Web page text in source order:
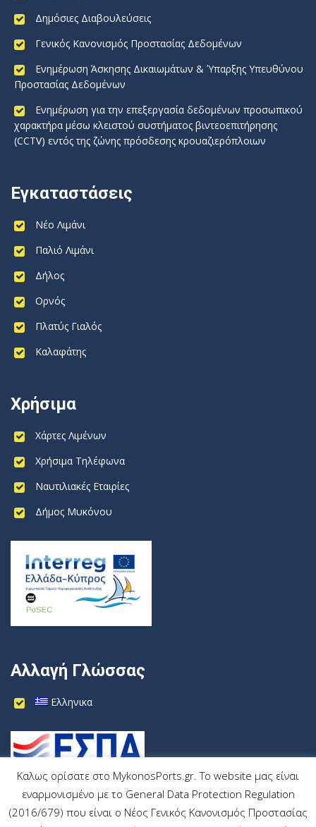
Δημόσιες Διαβουλεύσεις
Γενικός Κανονισμός Προστασίας Δεδομένων
Ενημέρωση Άσκησης Δικαιωμάτων & Ύπαρξης Υπευθύνου
Προστασίας Δεδομένων
Ενημέρωση για την επεξεργασία δεδομένων προσωπικού
χαρακτήρα μέσω κλειστού συστήματος βιντεοεπιτήρησης
(CCTV) εντός της ζώνης πρόσδεσης κρουαζιερόπλοιων
Εγκαταστάσεις
Νέο Λιμάνι
Παλιό Λιμάνι
Δήλος
Ορνός
Πλατύς Γιαλός
Καλαφάτης
Χρήσιμα
Χάρτες Λιμένων
Χρήσιμα Τηλέφωνα
Ναυτιλιακές Εταιρίες
Δήμος Μυκόνου
Αλλαγή Γλώσσας
Ελληνικα
Καλως ορίσατε στο MykonosPorts.gr. Το website μας είναι
εναρμονισμένο με το General Data Protection Regulation
(2016/679) που είναι ο Νέος Γενικός Κανονισμός Προστασίας